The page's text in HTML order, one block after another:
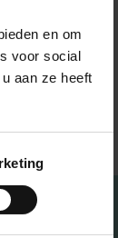
en om
voor social
aan ze heeft